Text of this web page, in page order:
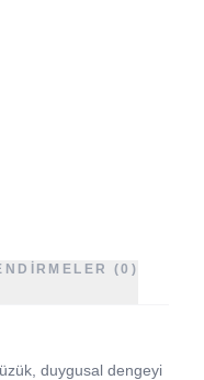
(0)
duygusal dengeyi